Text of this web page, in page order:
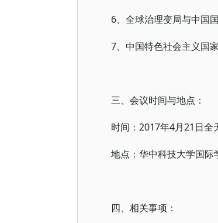
6、全球治理变局与中国
7、中国特色社会主义国
三、会议时间与地点：
时间：2017年4月21日全
地点：华中科技大学国
四、相关事项：